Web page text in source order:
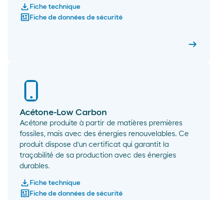
download Fiche technique
newsmode Fiche de données de sécurité
arrow_right_alt
Acétone-Low Carbon
Acétone produite à partir de matières premières
fossiles, mais avec des énergies renouvelables. Ce
produit dispose d’un certificat qui garantit la
traçabilité de sa production avec des énergies
durables.
download Fiche technique
newsmode Fiche de données de sécurité